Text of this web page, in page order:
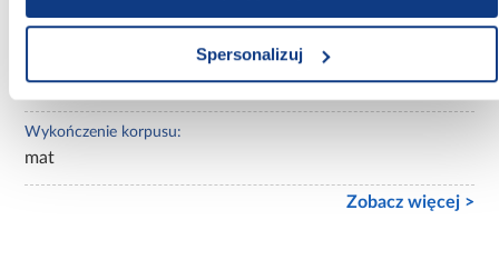
Spersonalizuj
2-drzwiowa
połysk
Wykończenie korpusu:
mat
Zobacz więcej >